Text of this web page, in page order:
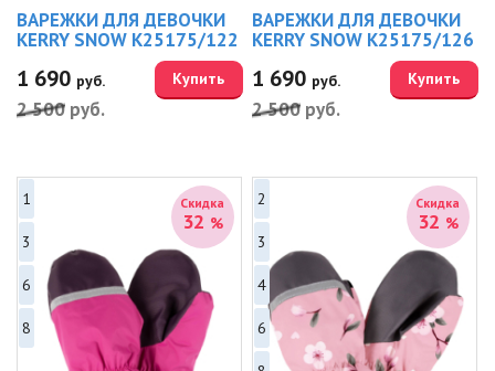
ВАРЕЖКИ ДЛЯ ДЕВОЧКИ
KERRY SNOW K25175/122
1 690 руб.
2 500 руб.
Купить
ВАРЕЖКИ ДЛЯ ДЕВОЧКИ
KERRY SNOW K25175/126
1 690 руб.
2 500 руб.
Купить
Скидка
32 %
1
3
6
8
Скидка
32 %
2
3
4
6